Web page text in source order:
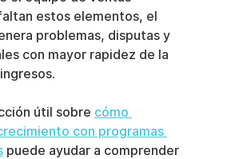
estos elementos, el
problemas, disputas y
con mayor rapidez de la
útil sobre cómo
con programas
puede ayudar a comprender